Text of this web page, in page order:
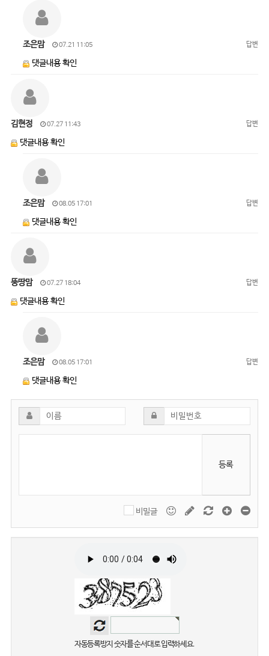
조은맘 07.21 11:05 답변
댓글내용 확인
김현정 07.27 11:43 답변
댓글내용 확인
조은맘 08.05 17:01 답변
댓글내용 확인
뚱땅맘 07.27 18:04 답변
댓글내용 확인
조은맘 08.05 17:01 답변
댓글내용 확인
등록
비밀글
자동등록방지 숫자를 순서대로 입력하세요.